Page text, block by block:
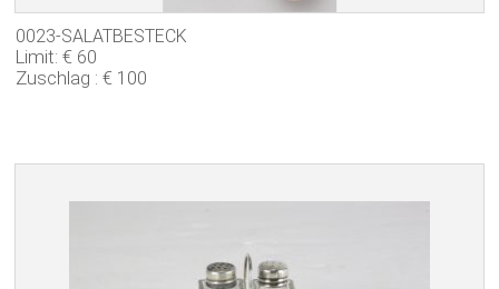
0023-SALATBESTECK
Limit: € 60
Zuschlag : € 100